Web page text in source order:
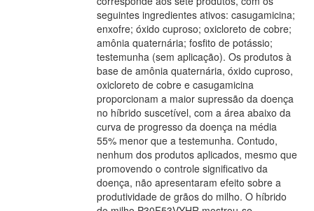
seguintes ingredientes ativos: casugamicina;
enxofre; óxido cuproso; oxicloreto de cobre;
amônia quaternária; fosfito de potássio;
testemunha (sem aplicação). Os produtos à
base de amônia quaternária, óxido cuproso,
oxicloreto de cobre e casugamicina
proporcionam a maior supressão da doença
no híbrido suscetível, com a área abaixo da
curva de progresso da doença na média
55% menor que a testemunha. Contudo,
nenhum dos produtos aplicados, mesmo que
promovendo o controle significativo da
doença, não apresentaram efeito sobre a
produtividade de grãos do milho. O híbrido